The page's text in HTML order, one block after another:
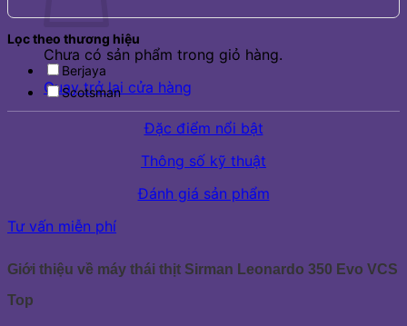
Chưa có sản phẩm trong giỏ hàng.
Quay trở lại cửa hàng
Lọc theo thương hiệu
Berjaya
Scotsman
Đặc điểm nổi bật
Thông số kỹ thuật
Đánh giá sản phẩm
Tư vấn miễn phí
Giới thiệu về máy thái thịt Sirman Leonardo 350 Evo VCS
Top